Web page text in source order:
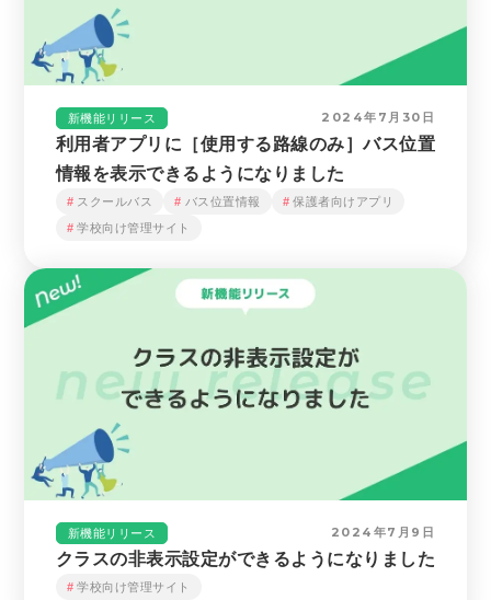
新機能リリース 2024年7月30日
利用者アプリに［使用する路線のみ］バス位置
情報を表示できるようになりました
スクールバス バス位置情報
保護者向けアプリ
学校向け管理サイト
新機能リリース 2024年7月9日
クラスの非表示設定ができるようになりました
学校向け管理サイト